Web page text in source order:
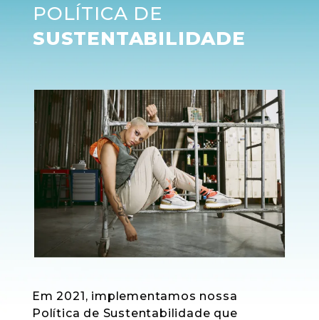
POLÍTICA DE
SUSTENTABILIDADE
Em 2021, implementamos nossa
Política de Sustentabilidade que